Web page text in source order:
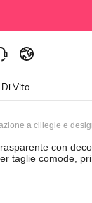
Vita
con
taglie comode,